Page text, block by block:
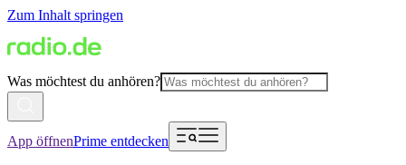
Zum Inhalt springen
Was möchtest du anhören?
App öffnenPrime entdecken